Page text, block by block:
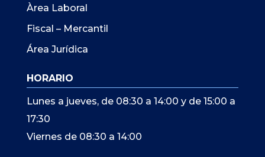
Àrea Laboral
Fiscal – Mercantil
Área Jurídica
HORARIO
Lunes a jueves, de 08:30 a 14:00 y de 15:00 a
17:30
Viernes de 08:30 a 14:00